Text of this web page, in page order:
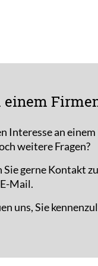
einem
Interesse an
weitere Fragen?
Sie gerne Kontakt
Mail.
uns, Sie